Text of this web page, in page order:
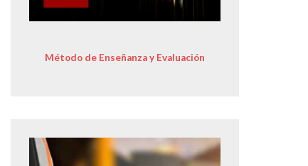
Método de Enseñanza y Evaluación
Image